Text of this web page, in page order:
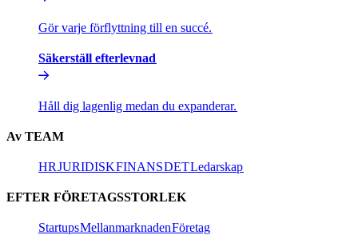
Gör varje förflyttning till en succé.​​
Säkerställ efterlevnad​​
Håll dig lagenlig medan du expanderar.​​
Av TEAM​​
HR​​JURIDISK​​FINANS​​DET​​Ledarskap​​
EFTER FÖRETAGSSTORLEK​​
Startups​​Mellanmarknaden​​Företag​​